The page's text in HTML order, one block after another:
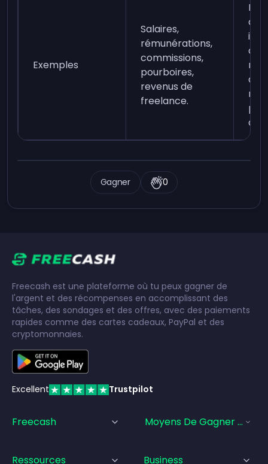
Exemples
Salaires,
rémunérations,
commissions,
pourboires,
revenus de
freelance.
ne
Gagner 0
Freecash est une plateforme où tu peux gagner de
l'argent et des récompenses en accomplissant des
tâches, des sondages et des offres, avec des paiements
rapides comme des cartes cadeaux, PayPal et des
cryptomonnaies.
Excellent Trustpilot
Freecash Moyens De Gagner De
Ressources Business